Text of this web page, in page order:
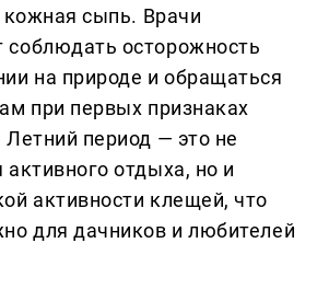
кожная сыпь. Врачи
осторожность
на природе и обращаться
при первых признаках
Летний период — это не
отдыха, но и
активности клещей, что
для дачников и любителей